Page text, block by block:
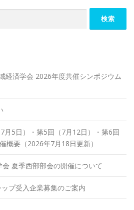
経済学会 2026年度共催シンポジウム
月5日）・第5回（7月12日）・第6回
概要（2026年7月18日更新）
夏季西部部会の開催について
プ受入企業募集のご案内